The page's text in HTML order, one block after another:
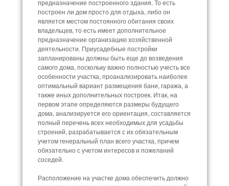
предназначение построенного здания. То есть
построен ли дом просто для отдыха, либо он
является местом постоянного обитания своих
владельцев, то есть имеет дополнительное
предназначение организацию хозяйственной
деятельности. Приусадебные постройки
запланированы должны быть еще до возведения
самого дома, поскольку важно полностью учесть все
особенности участка, проанализировать наиболее
оптимальный вариант размещения бани, гаража, а
также иных дополнительных построек. Итак, на
первом этапе определяются размеры будущего
дома, анализируется его ориентация, составляется
полный перечень всех необходимых для усадьбы
строений, разрабатывается с их обязательным
учетом генеральный план всего участка, причем
обязательно с учетом интересов и пожеланий
соседей.
Расположение на участке дома обеспечить должно